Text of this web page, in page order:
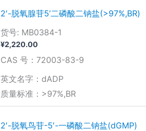
2′-脱氧腺苷5’二磷酸二钠盐(>97%,BR)
货号: MB0384-1
¥2,220.00
CAS 号：72003-83-9
英文名字：dADP
质量标准：>97%,BR
2′-脱氧鸟苷-5′-一磷酸二钠盐(dGMP)